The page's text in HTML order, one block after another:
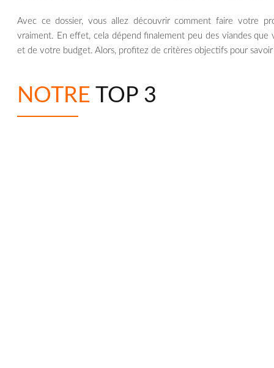
Avec ce dossier, vous allez découvrir comment faire votre
vraiment. En effet, cela dépend finalement peu des viandes
et de votre budget. Alors, profitez de critères objectifs pour
NOTRE TOP 3